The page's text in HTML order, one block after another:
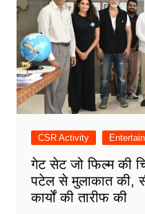
CSR Activity
गेट सेट जो फिल्म की
पटेल से मुलाकात की,
कार्यों की तारीफ की